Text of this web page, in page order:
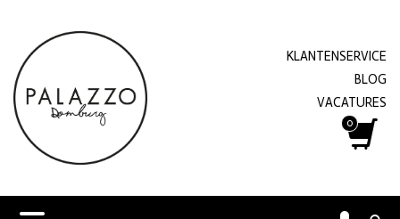
KLANTENSERVICE
BLOG
VACATURES
0